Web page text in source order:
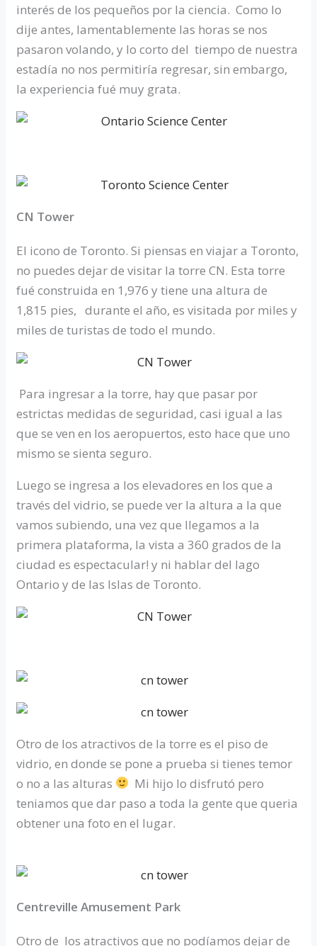
interés de los pequeños por la ciencia. Como lo
dije antes, lamentablemente las horas se nos
pasaron volando, y lo corto del tiempo de nuestra
estadía no nos permitiría regresar, sin embargo,
la experiencia fué muy grata.
CN Tower
El icono de Toronto. Si piensas en viajar a Toronto,
no puedes dejar de visitar la torre CN. Esta torre
fué construida en 1,976 y tiene una altura de
1,815 pies, durante el año, es visitada por miles y
miles de turistas de todo el mundo.
Para ingresar a la torre, hay que pasar por
estrictas medidas de seguridad, casi igual a las
que se ven en los aeropuertos, esto hace que uno
mismo se sienta seguro.
Luego se ingresa a los elevadores en los que a
través del vidrio, se puede ver la altura a la que
vamos subiendo, una vez que llegamos a la
primera plataforma, la vista a 360 grados de la
ciudad es espectacular! y ni hablar del lago
Ontario y de las Islas de Toronto.
Otro de los atractivos de la torre es el piso de
vidrio, en donde se pone a prueba si tienes temor
o no a las alturas
Mi hijo lo disfrutó pero
teniamos que dar paso a toda la gente que queria
obtener una foto en el lugar.
Centreville Amusement Park
Otro de los atractivos que no podíamos dejar de